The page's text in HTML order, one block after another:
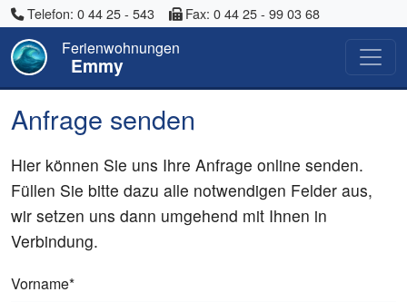
Telefon: 0 44 25 - 543 Fax: 0 44 25 - 99 03 68
Ferienwohnungen
Emmy
Anfrage senden
Hier können Sie uns Ihre Anfrage online senden.
Füllen Sie bitte dazu alle notwendigen Felder aus,
wir setzen uns dann umgehend mit Ihnen in
Verbindung.
Vorname*